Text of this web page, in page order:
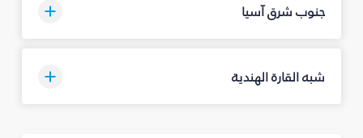
جنوب شرق آسيا
شبه القارة الهندية